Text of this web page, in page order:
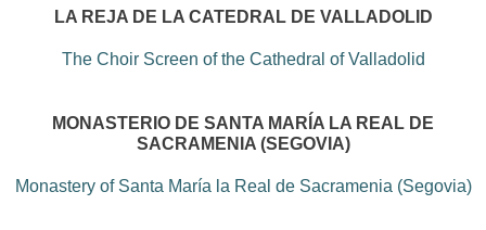
LA REJA DE LA CATEDRAL DE VALLADOLID
The Choir Screen of the Cathedral of Valladolid
MONASTERIO DE SANTA MARÍA LA REAL DE
SACRAMENIA (SEGOVIA)
Monastery of Santa María la Real de Sacramenia (Segovia)